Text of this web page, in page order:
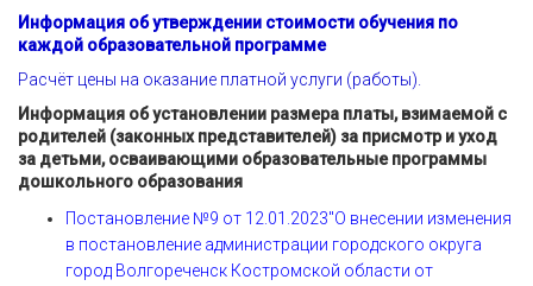
Информация об утверждении стоимости обучения по
каждой образовательной программе
Расчёт цены на оказание платной услуги (работы).
Информация об установлении размера платы, взимаемой с
родителей (законных представителей) за присмотр и уход
за детьми, осваивающими образовательные программы
дошкольного образования
Постановление №9 от 12.01.2023"О внесении изменения
в постановление администрации городского округа
город Волгореченск Костромской области от